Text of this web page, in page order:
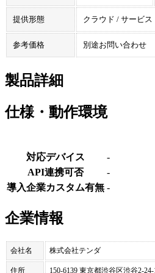
提供形態 クラウド / サービス
参考価格 別途お問い合わせ
製品詳細
仕様・動作環境
対応デバイス
-
API連携可否
-
導入企業カスタム有無 -
企業情報
会社名 株式会社テンダ
住所 150-6139 東京都渋谷区渋谷2-